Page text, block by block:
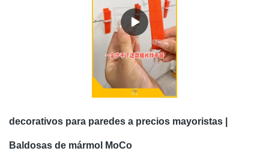
decorativos para paredes a precios mayoristas |
Baldosas de mármol MoCo